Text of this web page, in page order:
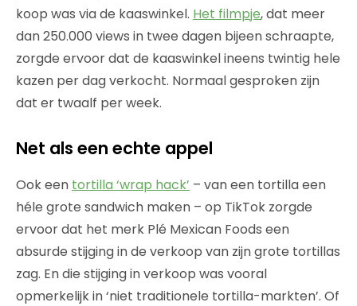
koop was via de kaaswinkel. Het filmpje, dat meer
dan 250.000 views in twee dagen bijeen schraapte,
zorgde ervoor dat de kaaswinkel ineens twintig hele
kazen per dag verkocht. Normaal gesproken zijn
dat er twaalf per week.
Net als een echte appel
Ook een tortilla ‘wrap hack’ – van een tortilla een
héle grote sandwich maken – op TikTok zorgde
ervoor dat het merk Plé Mexican Foods een
absurde stijging in de verkoop van zijn grote tortillas
zag. En die stijging in verkoop was vooral
opmerkelijk in ‘niet traditionele tortilla-markten’. Of